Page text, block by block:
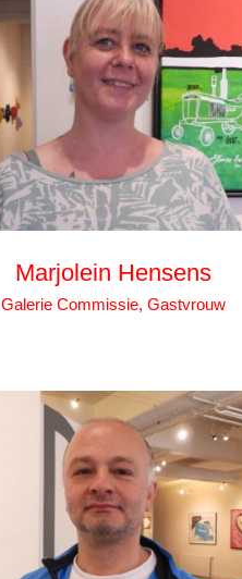
Marjolein Hensens
Galerie Commissie, Gastvrouw